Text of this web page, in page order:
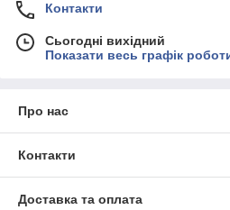
Контакти
Сьогодні вихідний
Показати весь графік
Про нас
Контакти
Доставка та оплата